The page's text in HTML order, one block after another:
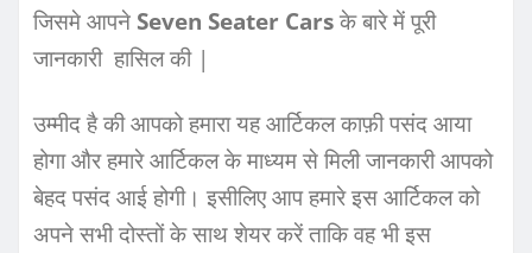
जिसमे आपने Seven Seater Cars के बारे में पूरी
जानकारी हासिल की |
उम्मीद है की आपको हमारा यह आर्टिकल काफ़ी पसंद आया
होगा और हमारे आर्टिकल के माध्यम से मिली जानकारी आपको
बेहद पसंद आई होगी। इसीलिए आप हमारे इस आर्टिकल को
अपने सभी दोस्तों के साथ शेयर करें ताकि वह भी इस